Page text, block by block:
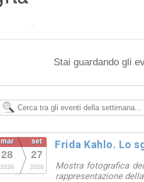
Stai guardando gli
mar
28
2026
set
27
2026
Frida Kahlo. Lo
Mostra fotografica
rappresentazione